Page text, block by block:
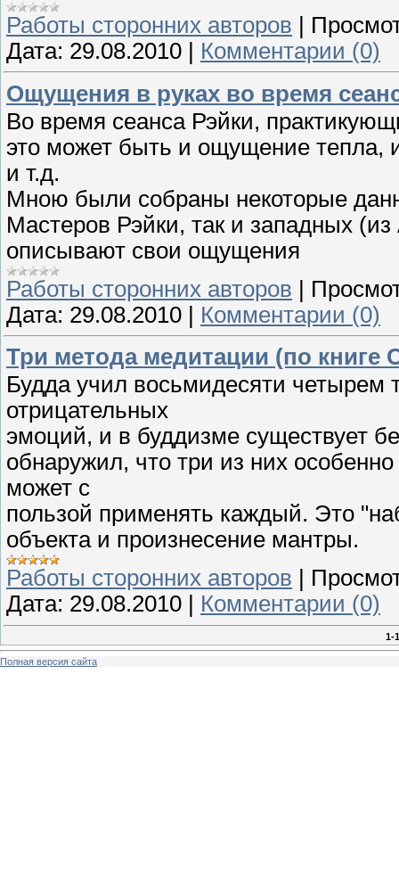
Работы сторонних авторов
Дата: 29.08.2010
Комментарии (0)
Ощущения в руках во время
Во время сеанса Рэйки,
это может быть и ощущение тепла,
и т.д.
Мною были собраны некоторые
Мастеров Рэйки, так и западных
описывают свои ощущения
Работы сторонних авторов |
Дата: 29.08.2010 | Комментарии (0)
Три метода медитации (по книге
Будда учил восьмидесяти четырем
отрицательных
эмоций, и в буддизме существует
обнаружил, что три из них
может с
пользой применять каждый. Это
объекта и произнесение мантры.
Работы сторонних авторов
Дата: 29.08.2010 Комментарии (0)
1-
Полная версия сайта